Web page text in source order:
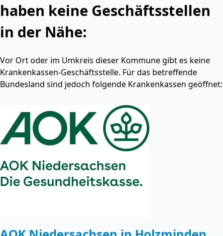
haben keine Geschäftsstellen
in der Nähe:
Vor Ort oder im Umkreis dieser Kommune gibt es keine
Krankenkassen-Geschäftsstelle. Für das betreffende
Bundesland sind jedoch folgende Krankenkassen geöffnet: